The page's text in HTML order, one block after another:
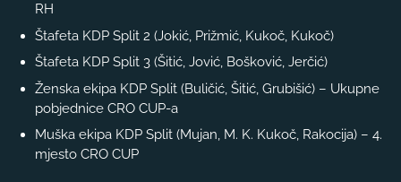
RH
Štafeta KDP Split 2 (Jokić, Prižmić, Kukoč, Kukoč)
Štafeta KDP Split 3 (Šitić, Jović, Bošković, Jerčić)
Ženska ekipa KDP Split (Buličić, Šitić, Grubišić) – Ukupne
pobjednice CRO CUP-a
Muška ekipa KDP Split (Mujan, M. K. Kukoč, Rakocija) – 4.
mjesto CRO CUP